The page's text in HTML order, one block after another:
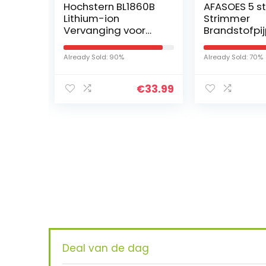
AFASOES 5 stks
Strimmer
Brandstofpijp
Universele Gras
Trimmer
Brandstoflijn
Brandstofslang Pijp
Already Sold: 70%
€10.99
Bosch
(1800 W,
lichtgewicht:
12 m/s, in
Already Sold: 95%
Deal van de dag